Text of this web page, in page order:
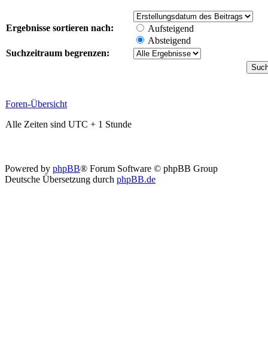
Ergebnisse sortieren nach:
Aufsteigend
Absteigend
Suchzeitraum begrenzen:
Foren-Übersicht
Alle Zeiten sind UTC + 1 Stunde
Powered by phpBB® Forum Software © phpBB Group
Deutsche Übersetzung durch phpBB.de